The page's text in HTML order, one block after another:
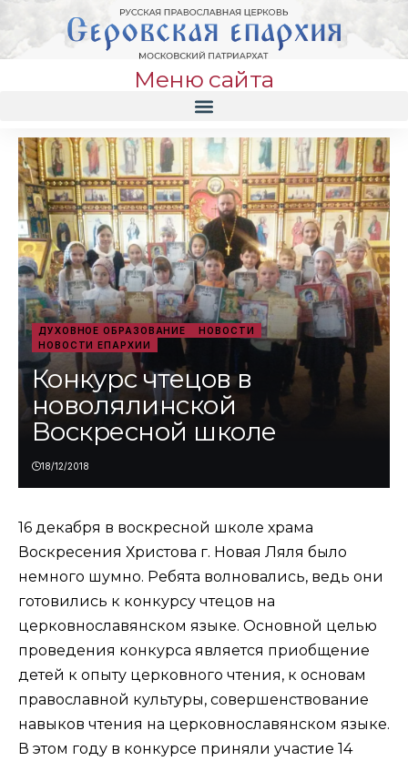
Меню сайта
ДУХОВНОЕ ОБРАЗОВАНИЕ
НОВОСТИ
НОВОСТИ ЕПАРХИИ
Конкурс чтецов в
новолялинской
Воскресной школе
18/12/2018
16 декабря в воскресной школе храма
Воскресения Христова г. Новая Ляля было
немного шумно. Ребята волновались, ведь они
готовились к конкурсу чтецов на
церковнославянском языке. Основной целью
проведения конкурса является приобщение
детей к опыту церковного чтения, к основам
православной культуры, совершенствование
навыков чтения на церковнославянском языке.
В этом году в конкурсе приняли участие 14